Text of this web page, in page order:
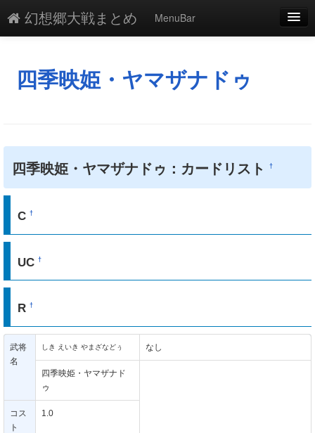
幻想郷大戦まとめ
MenuBar
添付
最終更新
一覧
単語検索
四季映姫・ヤマザナドゥ
四季映姫・ヤマザナドゥ：カードリスト†
C†
UC†
R†
武将
名
しき えいき やまざなどぅ なし
四季映姫・ヤマザナド
ゥ
コス
ト
1.0